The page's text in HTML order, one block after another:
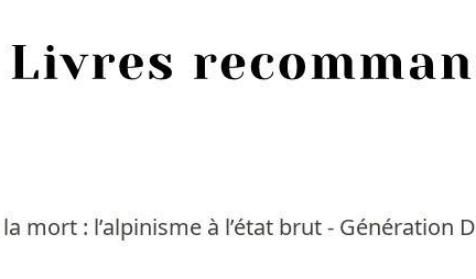
mort : l’alpinisme à l’état brut - Génération